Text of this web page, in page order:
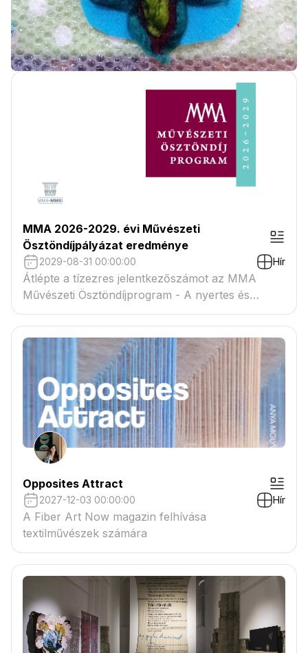
MMA 2026-2029. évi Művészeti
Ösztöndíjpályázat eredménye
2029-08-31 00:00:00 Hír
Átlépte a tízezres jelentkezőszámot az MMA
Művészeti Ösztöndíjprogram - A nyertes és
tartaléklistás pályázók névsora megtekinthető a
csatolmányban
Opposites Attract
2027-12-03 00:00:00 Hír
A Fiber Art Now magazin felhívása
textilművészek számára